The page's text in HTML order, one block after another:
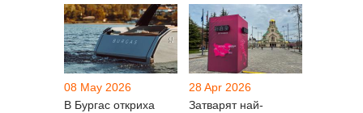
08 May 2026
В Бургас откриха
28 Apr 2026
Затварят най-